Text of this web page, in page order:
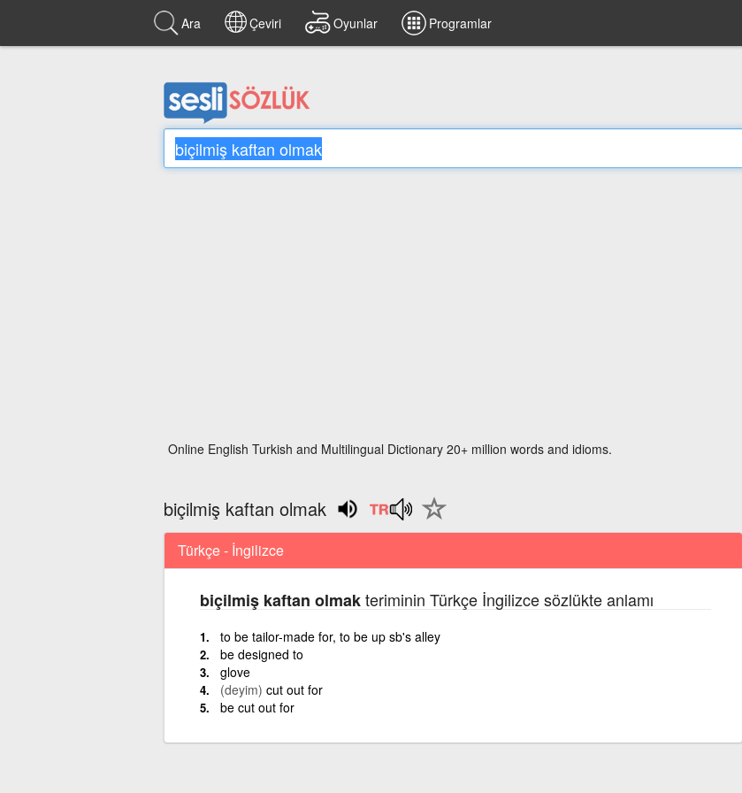
Ara Çeviri Oyunlar Programlar
Online English Turkish and Multilingual Dictionary 20+ million words and idioms.
biçilmiş kaftan olmak
Türkçe - İngilizce
biçilmiş kaftan olmakteriminin Türkçe İngilizce sözlükte anlamı
to be tailor-made for, to be up sb's alley
be designed to
glove
(deyim) cut out for
be cut out for